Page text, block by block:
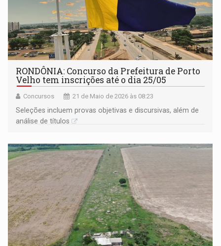
RONDÔNIA: Concurso da Prefeitura de Porto
Velho tem inscrições até o dia 25/05
Concursos 21 de Maio de 2026 às 08:23
Seleções incluem provas objetivas e discursivas, além de
análise de títulos